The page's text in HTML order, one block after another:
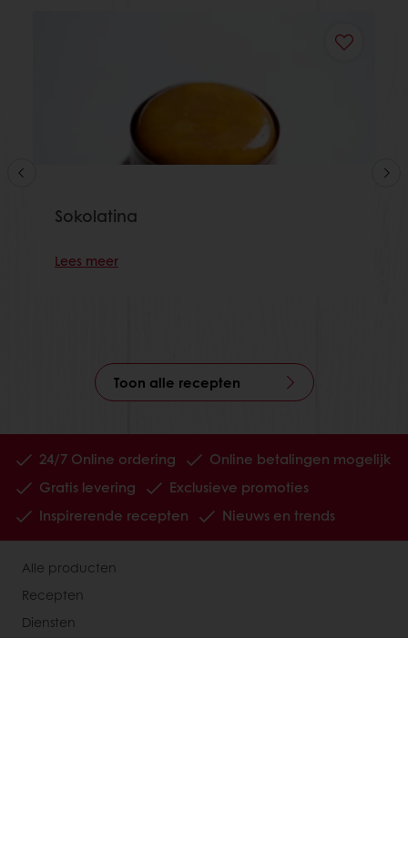
Sokolatina
Lees meer
Toon alle recepten
24/7 Online ordering
Online betalingen mogelijk
Gratis levering
Exclusieve promoties
Inspirerende recepten
Nieuws en trends
Alle producten
Recepten
Diensten